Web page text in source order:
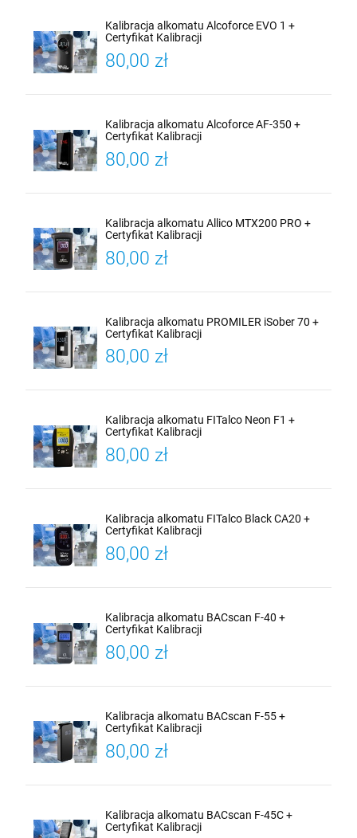
Kalibracja alkomatu Alcoforce EVO 1 +
Certyfikat Kalibracji
80,00 zł
Kalibracja alkomatu Alcoforce AF-350 +
Certyfikat Kalibracji
80,00 zł
Kalibracja alkomatu Allico MTX200 PRO +
Certyfikat Kalibracji
80,00 zł
Kalibracja alkomatu PROMILER iSober 70 +
Certyfikat Kalibracji
80,00 zł
Kalibracja alkomatu FITalco Neon F1 +
Certyfikat Kalibracji
80,00 zł
Kalibracja alkomatu FITalco Black CA20 +
Certyfikat Kalibracji
80,00 zł
Kalibracja alkomatu BACscan F-40 +
Certyfikat Kalibracji
80,00 zł
Kalibracja alkomatu BACscan F-55 +
Certyfikat Kalibracji
80,00 zł
Kalibracja alkomatu BACscan F-45C +
Certyfikat Kalibracji